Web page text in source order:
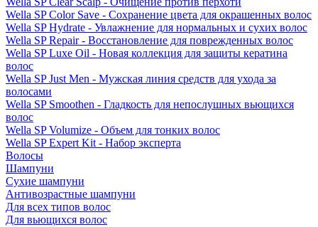
Wella SP Color Save - Сохранение цвета для окрашенных волос
Wella SP Hydrate - Увлажнение для нормальных и сухих волос
Wella SP Repair - Восстановление для поврежденных волос
Wella SP Luxe Oil - Новая коллекция для защиты кератина
волос
Wella SP Just Men - Мужская линия средств для ухода за
волосами
Wella SP Smoothen - Гладкость для непослушных вьющихся
волос
Wella SP Volumize - Объем для тонких волос
Wella SP Expert Kit - Набор эксперта
Волосы
Шампуни
Сухие шампуни
Антивозрастные шампуни
Для всех типов волос
Для вьющихся волос